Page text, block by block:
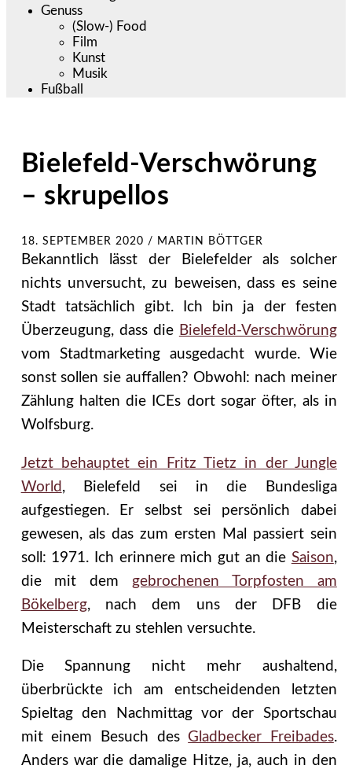
Genuss
(Slow-) Food
Film
Kunst
Musik
Fußball
Bielefeld-Verschwörung
– skrupellos
18. SEPTEMBER 2020 / MARTIN BÖTTGER
Bekanntlich lässt der Bielefelder als solcher
nichts unversucht, zu beweisen, dass es seine
Stadt tatsächlich gibt. Ich bin ja der festen
Überzeugung, dass die Bielefeld-Verschwörung
vom Stadtmarketing ausgedacht wurde. Wie
sonst sollen sie auffallen? Obwohl: nach meiner
Zählung halten die ICEs dort sogar öfter, als in
Wolfsburg.
Jetzt behauptet ein Fritz Tietz in der Jungle
World , Bielefeld sei in die Bundesliga
aufgestiegen. Er selbst sei persönlich dabei
gewesen, als das zum ersten Mal passiert sein
soll: 1971. Ich erinnere mich gut an die Saison,
die mit dem gebrochenen Torpfosten am
Bökelberg, nach dem uns der DFB die
Meisterschaft zu stehlen versuchte.
Die Spannung nicht mehr aushaltend,
überbrückte ich am entscheidenden letzten
Spieltag den Nachmittag vor der Sportschau
mit einem Besuch des Gladbecker Freibades.
Anders war die damalige Hitze, ja, auch in den